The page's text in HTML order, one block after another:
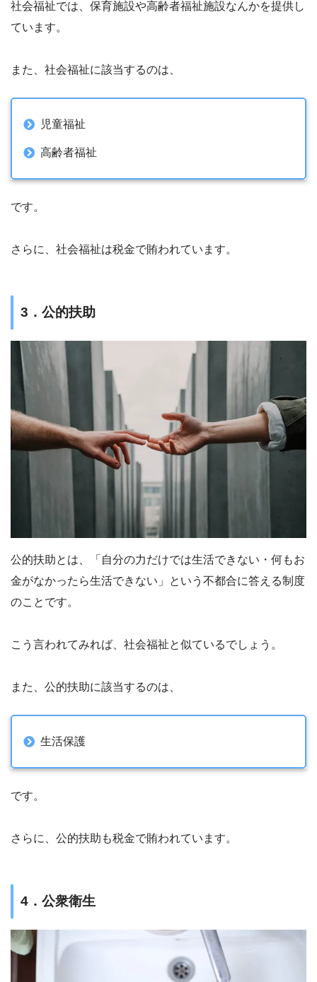
社会福祉では、保育施設や高齢者福祉施設なんかを提供し
ています。
また、社会福祉に該当するのは、
児童福祉
高齢者福祉
です。
さらに、社会福祉は税金で賄われています。
3．公的扶助
公的扶助とは、「自分の力だけでは生活できない・何もお
金がなかったら生活できない」という不都合に答える制度
のことです。
こう言われてみれば、社会福祉と似ているでしょう。
また、公的扶助に該当するのは、
生活保護
です。
さらに、公的扶助も税金で賄われています。
4．公衆衛生